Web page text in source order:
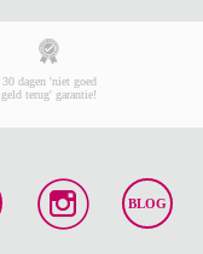
30 dagen 'niet goed
geld terug' garantie!
BLOG